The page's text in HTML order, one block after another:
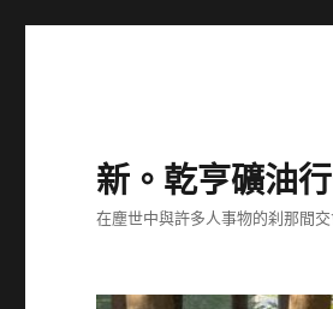
新。乾亨礦油
在塵世中與許多人事物的刹那間